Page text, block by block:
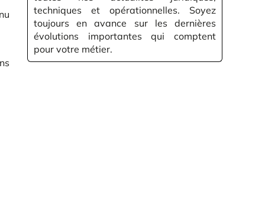
techniques et opérationnelles. Soyez
toujours en avance sur les dernières
évolutions importantes qui comptent
pour votre métier.